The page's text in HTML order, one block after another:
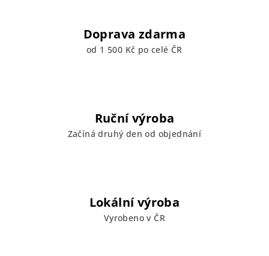
Doprava zdarma
od 1 500 Kč po celé ČR
Ruční výroba
Začíná druhý den od objednání
Lokální výroba
Vyrobeno v ČR